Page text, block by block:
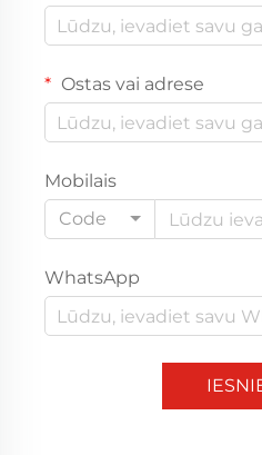
Ostas vai adrese
Mobilais
Code
WhatsApp